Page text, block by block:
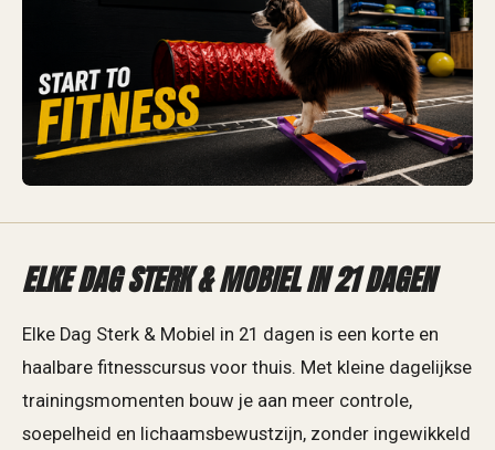
ELKE DAG STERK & MOBIEL IN 21 DAGEN
Elke Dag Sterk & Mobiel in 21 dagen is een korte en
haalbare fitnesscursus voor thuis. Met kleine dagelijkse
trainingsmomenten bouw je aan meer controle,
soepelheid en lichaamsbewustzijn, zonder ingewikkeld